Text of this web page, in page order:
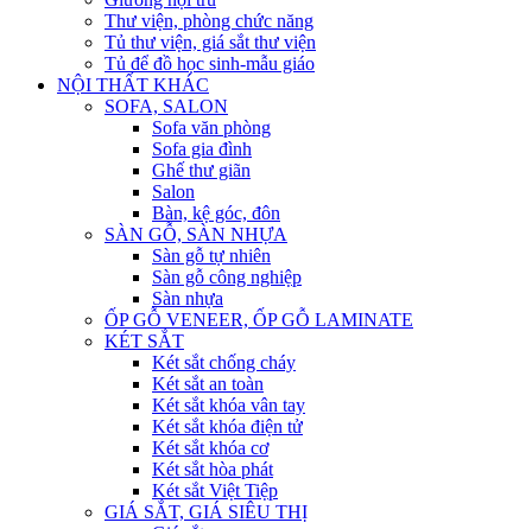
Thư viện, phòng chức năng
Tủ thư viện, giá sắt thư viện
Tủ để đồ học sinh-mẫu giáo
NỘI THẤT KHÁC
SOFA, SALON
Sofa văn phòng
Sofa gia đình
Ghế thư giãn
Salon
Bàn, kệ góc, đôn
SÀN GỖ, SÀN NHỰA
Sàn gỗ tự nhiên
Sàn gỗ công nghiệp
Sàn nhựa
ỐP GỖ VENEER, ỐP GỖ LAMINATE
KÉT SẮT
Két sắt chống cháy
Két sắt an toàn
Két sắt khóa vân tay
Két sắt khóa điện tử
Két sắt khóa cơ
Két sắt hòa phát
Két sắt Việt Tiệp
GIÁ SẮT, GIÁ SIÊU THỊ